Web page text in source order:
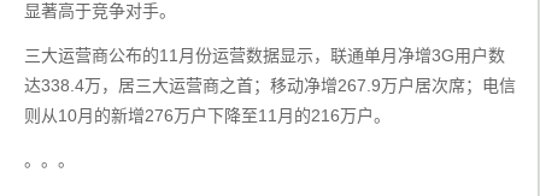
显著高于竞争对手。
三大运营商公布的11月份运营数据显示，联通单月净增3G用户数
达338.4万，居三大运营商之首；移动净增267.9万户居次席；电信
则从10月的新增276万户下降至11月的216万户。
。。。